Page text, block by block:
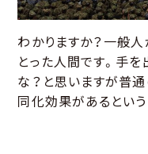
わかりますか？一般
とった人間です。手
な？と思いますが普
同化効果があるとい